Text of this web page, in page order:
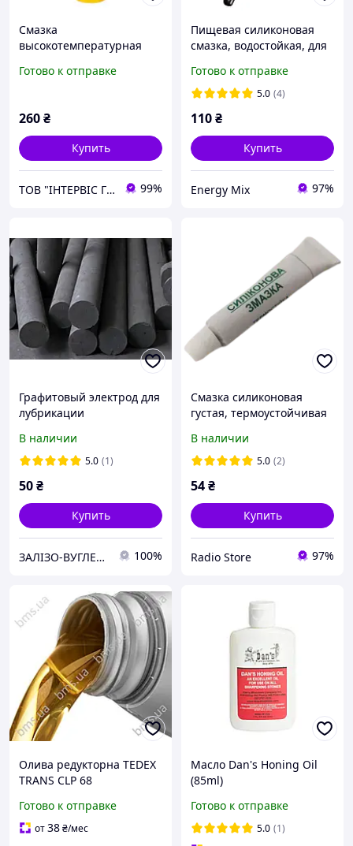
Смазка
высокотемпературная
LITHIUM EP-2 400ml
Готово к отправке
260₴
Купить
ТОВ "ІНТЕРВІС ГРУП" 99%
Пищевая силиконовая
смазка, водостойкая, для
арматуры, техники 10г.
Готово к отправке
5.0 (4)
110₴
Купить
Energy Mix 97%
Графитовый электрод для
лубрикации
В наличии
5.0 (1)
50₴
Купить
ЗАЛІЗО-ВУГЛЕЦЬ, ТОВ 100%
Смазка силиконовая
густая, термоустойчивая
В наличии
5.0 (2)
54₴
Купить
Radio Store 97%
Олива редукторна TEDEX
TRANS CLP 68
Готово к отправке
от38₴/мес
Масло Dan's Honing Oil
(85ml)
Готово к отправке
5.0 (1)